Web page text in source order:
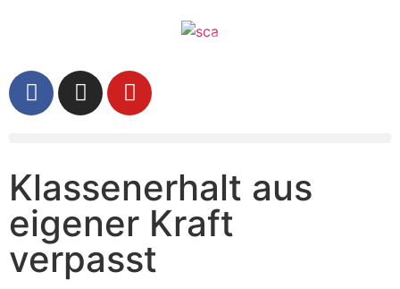
Klassenerhalt aus
eigener Kraft
verpasst